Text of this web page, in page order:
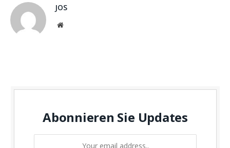
JOS
Website
Abonnieren Sie Updates